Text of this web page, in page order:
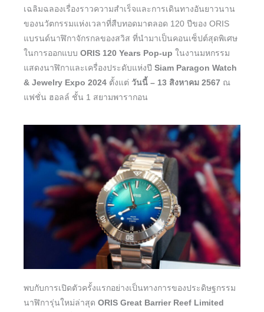
เฉลิมฉลองเรื่องราวความสำเร็จและการเดินทางอันยาวนาน
ของนวัตกรรมแห่งเวลาที่สืบทอดมาตลอด 120 ปีของ ORIS
แบรนด์นาฬิกาจักรกลของสวิส ที่นำมาเป็นคอนเซ็ปต์สุดพิเศษ
ในการออกแบบ ORIS 120 Years Pop-up ในงานมหกรรม
แสดงนาฬิกาและเครื่องประดับแห่งปี Siam Paragon Watch
& Jewelry Expo 2024 ตั้งแต่ วันนี้ – 13 สิงหาคม 2567 ณ
แฟชั่น ฮอลล์ ชั้น 1 สยามพารากอน
พบกับการเปิดตัวครั้งแรกอย่างเป็นทางการของประดิษฐกรรม
นาฬิการุ่นใหม่ล่าสุด ORIS Great Barrier Reef Limited